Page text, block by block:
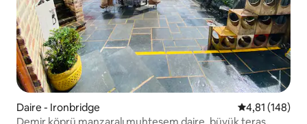
Daire - Ironbridge 5 üzerinden
4,81 (148)